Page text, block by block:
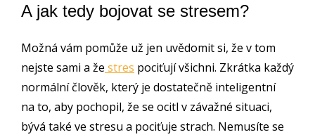
A jak tedy bojovat se stresem?
Možná vám pomůže už jen uvědomit si, že v tom
nejste sami a že stres pociťují všichni. Zkrátka každý
normální člověk, který je dostatečně inteligentní
na to, aby pochopil, že se ocitl v závažné situaci,
bývá také ve stresu a pociťuje strach. Nemusíte se